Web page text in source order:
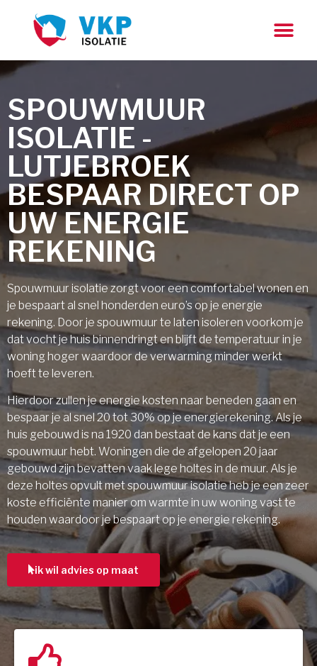
SPOUWMUUR
ISOLATIE -
LUTJEBROEK
BESPAAR DIRECT OP
UW ENERGIE
REKENING
Spouwmuur isolatie zorgt voor een comfortabel wonen en
je bespaart al snel honderden euro’s op je energie
rekening. Door je spouwmuur te laten isoleren voorkom je
dat vocht je huis binnendringt en blijft de temperatuur in je
woning hoger waardoor de verwarming minder werkt
hoeft te leveren.
Hierdoor zullen je energie kosten naar beneden gaan en
bespaar je al snel 20 tot 30% op je energierekening. Als je
huis gebouwd is na 1920 dan bestaat de kans dat je een
spouwmuur hebt. Woningen die de afgelopen 20 jaar
gebouwd zijn bevatten vaak lege holtes in de muur. Als je
deze holtes opvult met spouwmuur isolatie heb je een zeer
koste efficiënte manier om warmte in uw woning vast te
houden waardoor je bespaart op je energie rekening.
ik wil advies op maat